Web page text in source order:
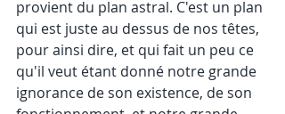
provient du plan astral. C'est un plan
qui est juste au dessus de nos têtes,
pour ainsi dire, et qui fait un peu ce
qu'il veut étant donné notre grande
ignorance de son existence, de son